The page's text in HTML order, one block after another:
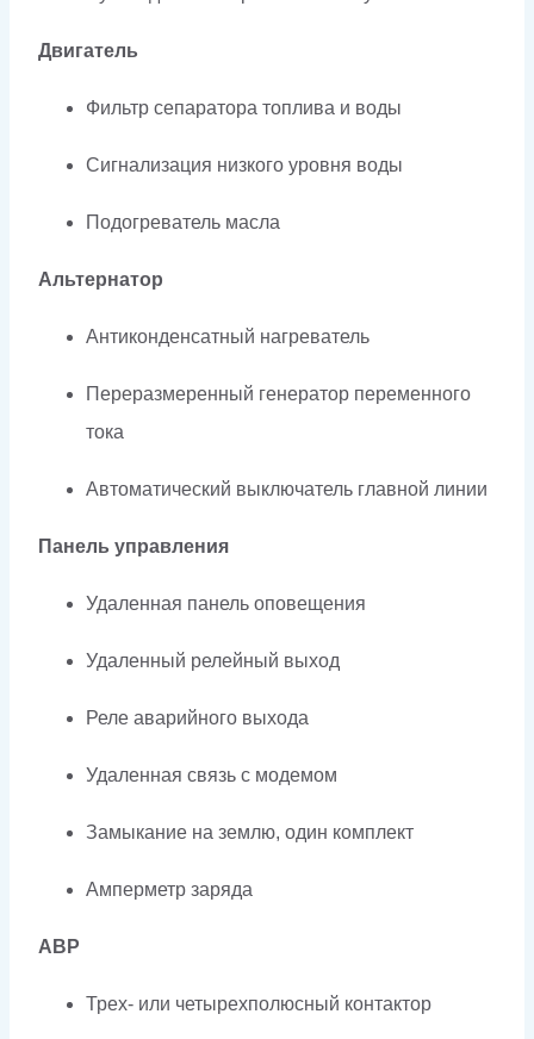
Двигатель
Фильтр сепаратора топлива и воды
Сигнализация низкого уровня воды
Подогреватель масла
Альтернатор
Антиконденсатный нагреватель
Переразмеренный генератор переменного
тока
Автоматический выключатель главной линии
Панель управления
Удаленная панель оповещения
Удаленный релейный выход
Реле аварийного выхода
Удаленная связь с модемом
Замыкание на землю, один комплект
Амперметр заряда
АВР
Трех- или четырехполюсный контактор